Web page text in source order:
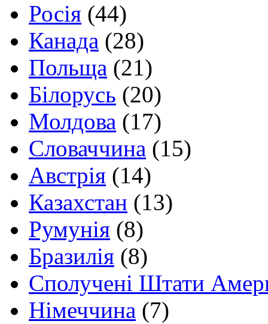
Росія (44)
Канада (28)
Польща (21)
Білорусь (20)
Молдова (17)
Словаччина (15)
Австрія (14)
Казахстан (13)
Румунія (8)
Бразилія (8)
Сполучені Штати
Німеччина (7)